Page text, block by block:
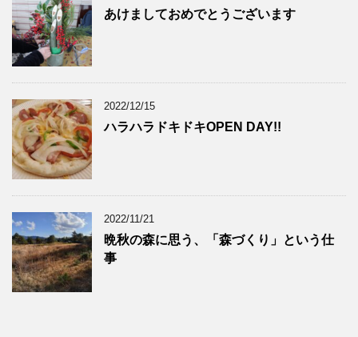
あけましておめでとうございます
2022/12/15
ハラハラドキドキOPEN DAY!!
2022/11/21
晩秋の森に思う、「森づくり」という仕
事